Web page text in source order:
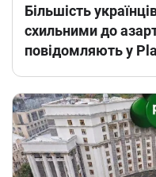
Більшість
схильними до
повідомляють у